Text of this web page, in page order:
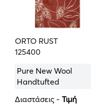
200cmx280cm
1069.00€
ORTO RUST
125400
Pure New Wool
Handtufted
Διαστάσεις -Τιμή